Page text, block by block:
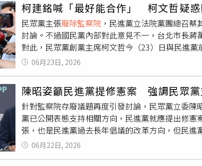
國民黨立法院黨團尚未就廢除監察院議題進行共同
「非常糟糕」。她表示，無論是院長或副院長人
達、前國民黨立委廖婉汝等人已先後退出，整體
機率「基本上高達98％」。她也質疑，若由這樣
查權，發揮應有監督功能。
柯建銘喊「最好能合作」 柯文哲疑惑
民眾黨主張廢除監察院 ，民進黨立法院黨團總召
討論。不過國民黨內部對此意見不一，台北市長蔣
對此，民眾黨創黨主席柯文哲今（23）日與民進
下對鄭麗文反對廢監院一事表達疑惑，直言「怎
提問。活動結束後，媒體詢問柯建銘未來綠白是
的，藍綠也要合作，綠白也要合作。」至於廢除監
黨長期以來的政策立場，對於其他政黨態度則予
文哲並未正面表態，僅回應相關問題應由民眾黨主
在活動結束後走往後方領取餐盒時，主動向民眾
怪？」張彤則回應，鄭麗文可能認為實際推動上有
06月23日, 2026
陳昭姿籲民進黨提修憲案 強調民眾
針對監察院存廢議題再度引發討論，民眾黨立委陳
黨已公開表態支持相關方向，民進黨就應提出修憲
張，也是民進黨過去長年倡議的改革方向，但民
提出具體修憲方案。陳昭姿強調，「你們提案啊
06月22日, 2026